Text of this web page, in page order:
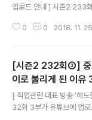
업로드 안내 ] 시즌2 233
즌2 233회①] 국내 원탑 프
로드 일정 ] - 유튜브(난
빵 및 각종 채널 : 매주 월,
재홍' 검색 후 구독 신청하
하게 들을 수 있습니다.
m/event/app)을 설치하
0 0 2018. 11.
[시즌2 232회③] 중
이로 불리게 된 이유
[ 직업관련 대표 방송 '헤
32회 3부가 유튜브에 업로